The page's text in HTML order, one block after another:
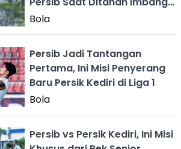
PSM
Bola
Persib Jadi Tantangan
Pertama, Ini Misi Penyerang
Baru Persik Kediri di Liga 1
Bola
Persib vs Persik Kediri, Ini Misi